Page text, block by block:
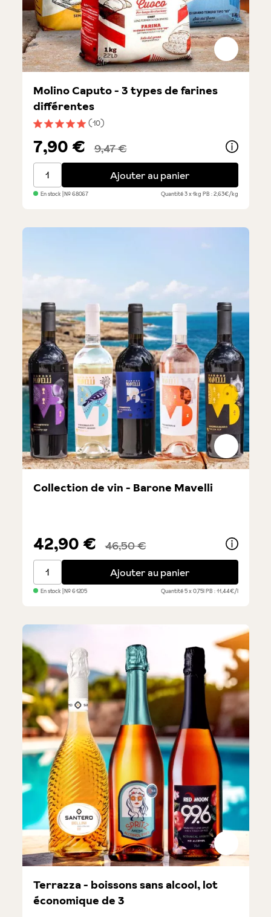
Note moyenne de 5 sur 5 étoiles
(10)
Molino Caputo - 3 types de farines
différentes
7,90 € 9,47 €
Molino Caputo - 3 types de farines différentes
Ajouter au panier
En stock | №68067 Quantité3 x 1kgPB : 2,63€/kg
Collection de vin - Barone Mavelli
42,90 € 46,50 €
Collection de vin - Barone Mavelli
Ajouter au panier
En stock | №61205 Quantité5 x 0,75lPB : 11,44€/l
Terrazza - boissons sans alcool, lot
économique de 3